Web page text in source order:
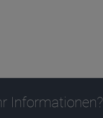
Informationen?